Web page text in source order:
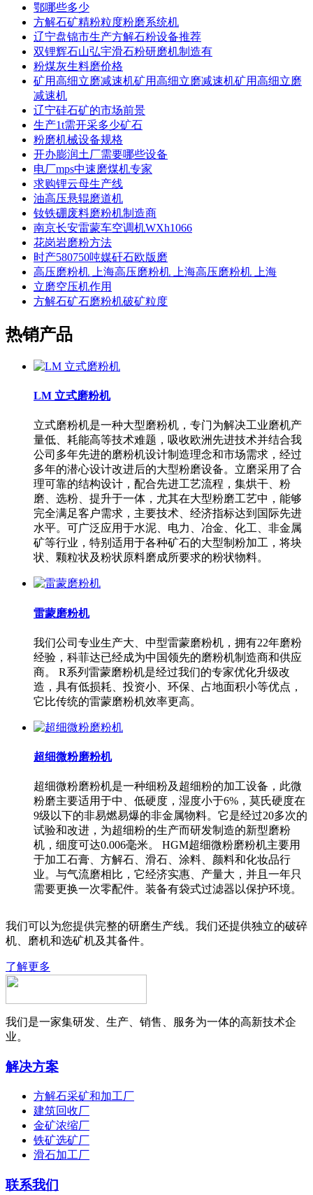
鄂哪些多少
方解石矿精粉粒度粉磨系统机
辽宁盘锦市生产方解石粉设备推荐
双锂辉石山弘宇滑石粉研磨机制造有
粉煤灰生料磨价格
矿用高细立磨减速机矿用高细立磨减速机矿用高细立磨
减速机
辽宁硅石矿的市场前景
生产1t需开采多少矿石
粉磨机械设备规格
开办膨润土厂需要哪些设备
电厂mps中速磨煤机专家
求购锂云母生产线
油高压悬辊磨道机
钕铁硼废料磨粉机制造商
南京长安雷蒙车空调机WXh1066
花岗岩磨粉方法
时产580750吨媒矸石欧版磨
高压磨粉机 上海高压磨粉机 上海高压磨粉机 上海
立磨空压机作用
方解石矿石磨粉机破矿粒度
热销产品
LM 立式磨粉机
立式磨粉机是一种大型磨粉机，专门为解决工业磨机产
量低、耗能高等技术难题，吸收欧洲先进技术并结合我
公司多年先进的磨粉机设计制造理念和市场需求，经过
多年的潜心设计改进后的大型粉磨设备。立磨采用了合
理可靠的结构设计，配合先进工艺流程，集烘干、粉
磨、选粉、提升于一体，尤其在大型粉磨工艺中，能够
完全满足客户需求，主要技术、经济指标达到国际先进
水平。可广泛应用于水泥、电力、冶金、化工、非金属
矿等行业，特别适用于各种矿石的大型制粉加工，将块
状、颗粒状及粉状原料磨成所要求的粉状物料。
雷蒙磨粉机
我们公司专业生产大、中型雷蒙磨粉机，拥有22年磨粉
经验，科菲达已经成为中国领先的磨粉机制造商和供应
商。 R系列雷蒙磨粉机是经过我们的专家优化升级改
造，具有低损耗、投资小、环保、占地面积小等优点，
它比传统的雷蒙磨粉机效率更高。
超细微粉磨粉机
超细微粉磨粉机是一种细粉及超细粉的加工设备，此微
粉磨主要适用于中、低硬度，湿度小于6%，莫氏硬度在
9级以下的非易燃易爆的非金属物料。它是经过20多次的
试验和改进，为超细粉的生产而研发制造的新型磨粉
机，细度可达0.006毫米。 HGM超细微粉磨粉机主要用
于加工石膏、方解石、滑石、涂料、颜料和化妆品行
业。与气流磨相比，它经济实惠、产量大，并且一年只
需要更换一次零配件。装备有袋式过滤器以保护环境。
我们可以为您提供完整的研磨生产线。我们还提供独立的破碎
机、磨机和选矿机及其备件。
了解更多
我们是一家集研发、生产、销售、服务为一体的高新技术企
业。
解决方案
方解石采矿和加工厂
建筑回收厂
金矿浓缩厂
铁矿选矿厂
滑石加工厂
联系我们